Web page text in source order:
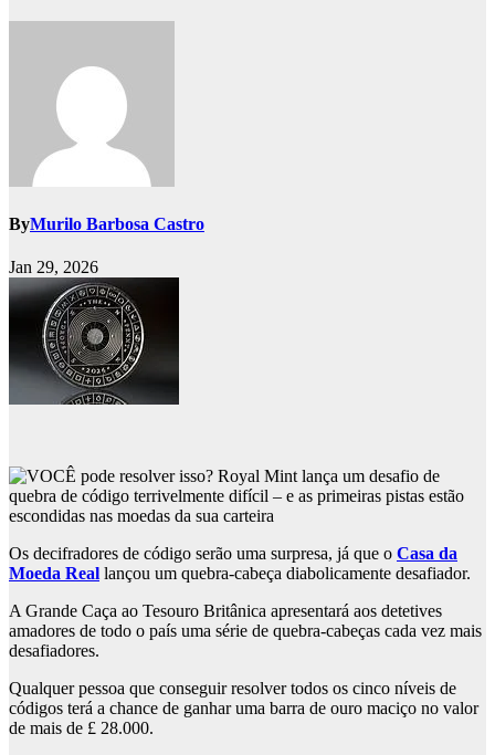
ByMurilo Barbosa Castro
Jan 29, 2026
Os decifradores de código serão uma surpresa, já que o Casa da
Moeda Real lançou um quebra-cabeça diabolicamente desafiador.
A Grande Caça ao Tesouro Britânica apresentará aos detetives
amadores de todo o país uma série de quebra-cabeças cada vez mais
desafiadores.
Qualquer pessoa que conseguir resolver todos os cinco níveis de
códigos terá a chance de ganhar uma barra de ouro maciço no valor
de mais de £ 28.000.